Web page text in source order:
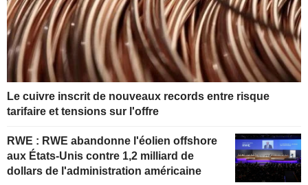
Le cuivre inscrit de nouveaux records entre risque
tarifaire et tensions sur l'offre
RWE : RWE abandonne l'éolien offshore
aux États-Unis contre 1,2 milliard de
dollars de l'administration américaine